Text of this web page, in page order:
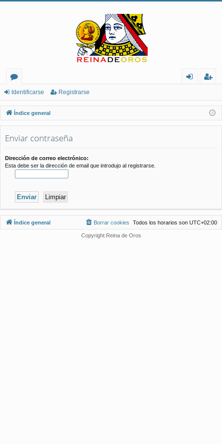
or
os
nt
ifi
ist
ra
Identificarse Registrarse
Índice general
Enviar contraseña
Dirección de correo electrónico:
Esta debe ser la dirección de email que introdujo al registrarse.
Índice general Todos los horarios son UTC+02:00
Borrar cookies
Copyright Reina de Oros